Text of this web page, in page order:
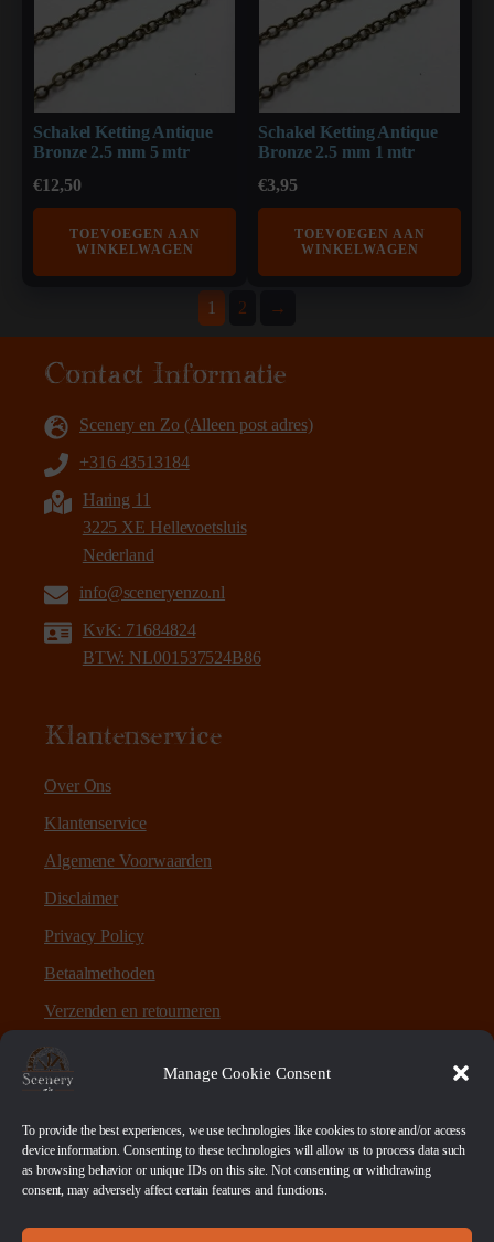
Manage Cookie Consent
To provide the best experiences, we use technologies like cookies to store and/or access
device information. Consenting to these technologies will allow us to process data such
as browsing behavior or unique IDs on this site. Not consenting or withdrawing
consent, may adversely affect certain features and functions.
Schakel Ketting Antique
Bronze 2.5 mm 5 mtr
€12,50
TOEVOEGEN AAN
WINKELWAGEN
Schakel Ketting Antique
Bronze 2.5 mm 1 mtr
€3,95
TOEVOEGEN AAN
WINKELWAGEN
1 2 →
Contact Informatie
Scenery en Zo (Alleen post adres)
+316 43513184
Haring 11
3225 XE Hellevoetsluis
Nederland
info@sceneryenzo.nl
KvK: 71684824
BTW: NL001537524B86
Klantenservice
Over Ons
Klantenservice
Algemene Voorwaarden
Disclaimer
Privacy Policy
Betaalmethoden
Verzenden en retourneren
Sitemap
Over Scenery en Zo
Scenery en Zo is een webshop voor table-top games en
scenery. Maar ook ruwe materialen, bases en sokkels.